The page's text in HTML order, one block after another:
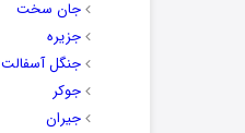
جان سخت
جزیره
جنگل آسفالت
جوکر
جیران